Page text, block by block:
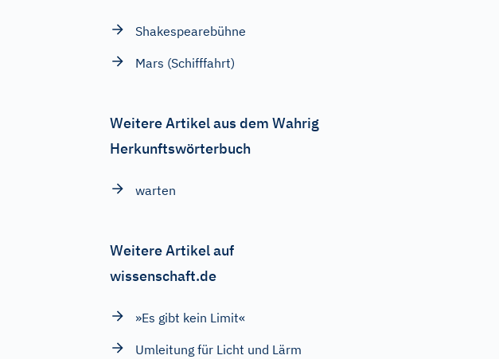
Shakespearebühne
Mars (Schifffahrt)
Weitere Artikel aus dem Wahrig
Herkunftswörterbuch
warten
Weitere Artikel auf
wissenschaft.de
»Es gibt kein Limit«
Umleitung für Licht und Lärm